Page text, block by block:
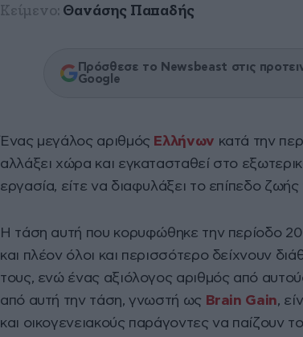
Κείμενο: Θανάσης Παπαδής
Πρόσθεσε το Newsbeast στις
Google
Ένας μεγάλος αριθμός Ελλήνων κατά την
αλλάξει χώρα και εγκατασταθεί στο
εργασία, είτε να διαφυλάξει το επίπεδο ζωής
Η τάση αυτή που κορυφώθηκε την περίοδο
και πλέον όλοι και περισσότερο δείχνουν
τους, ενώ ένας αξιόλογος αριθμός από
από αυτή την τάση, γνωστή ως Brain Gain,
και οικογενειακούς παράγοντες να παίζουν